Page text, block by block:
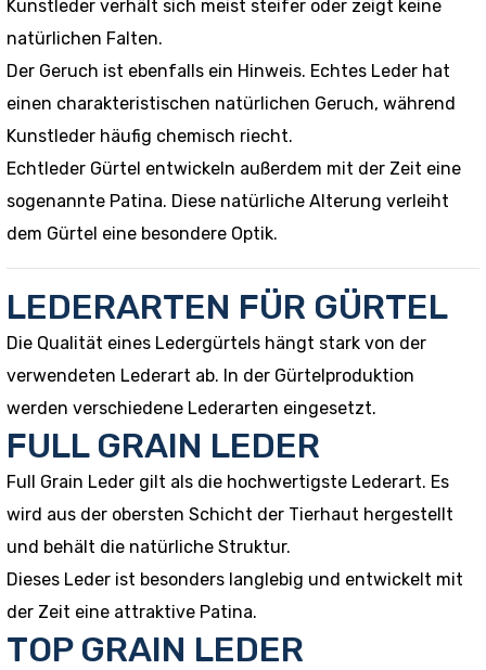
Kunstleder verhält sich meist steifer oder zeigt keine
natürlichen Falten.
Der Geruch ist ebenfalls ein Hinweis. Echtes Leder hat
einen charakteristischen natürlichen Geruch, während
Kunstleder häufig chemisch riecht.
Echtleder Gürtel entwickeln außerdem mit der Zeit eine
sogenannte Patina. Diese natürliche Alterung verleiht
dem Gürtel eine besondere Optik.
LEDERARTEN FÜR GÜRTEL
Die Qualität eines Ledergürtels hängt stark von der
verwendeten Lederart ab. In der Gürtelproduktion
werden verschiedene Lederarten eingesetzt.
FULL GRAIN LEDER
Full Grain Leder gilt als die hochwertigste Lederart. Es
wird aus der obersten Schicht der Tierhaut hergestellt
und behält die natürliche Struktur.
Dieses Leder ist besonders langlebig und entwickelt mit
der Zeit eine attraktive Patina.
TOP GRAIN LEDER